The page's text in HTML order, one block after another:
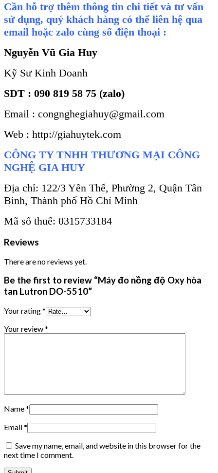
Cần hỗ trợ thêm thông tin chi tiết và tư vấn
sử dụng, quý khách hàng có thể liên hệ qua
email hoặc zalo cùng số điện thoại :
Nguyễn Vũ Gia Huy
Kỹ Sư Kinh Doanh
SDT : 090 819 58 75 (zalo)
Email : congnghegiahuy@gmail.com
Web : http://giahuytek.com
CÔNG TY TNHH THƯƠNG MẠI CÔNG
NGHỆ GIA HUY
Địa chỉ: 122/3 Yên Thế, Phường 2, Quận Tân
Bình, Thành phố Hồ Chí Minh
Mã số thuế: 0315733184
Reviews
There are no reviews yet.
Be the first to review “Máy đo nồng độ Oxy hòa
tan Lutron DO-5510”
Your rating*
Your review*
Name*
Email*
Save my name, email, and website in this browser for the
next time I comment.